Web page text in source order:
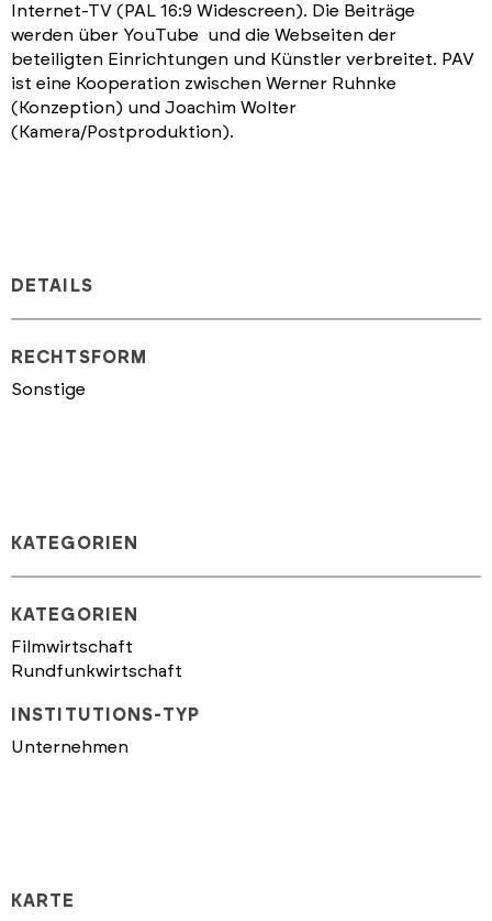
Internet-TV (PAL 16:9 Widescreen). Die Beiträge
werden über YouTube und die Webseiten der
beteiligten Einrichtungen und Künstler verbreitet. PAV
ist eine Kooperation zwischen Werner Ruhnke
(Konzeption) und Joachim Wolter
(Kamera/Postproduktion).
DETAILS
RECHTSFORM
Sonstige
KATEGORIEN
KATEGORIEN
Filmwirtschaft
Rundfunkwirtschaft
INSTITUTIONS-TYP
Unternehmen
KARTE